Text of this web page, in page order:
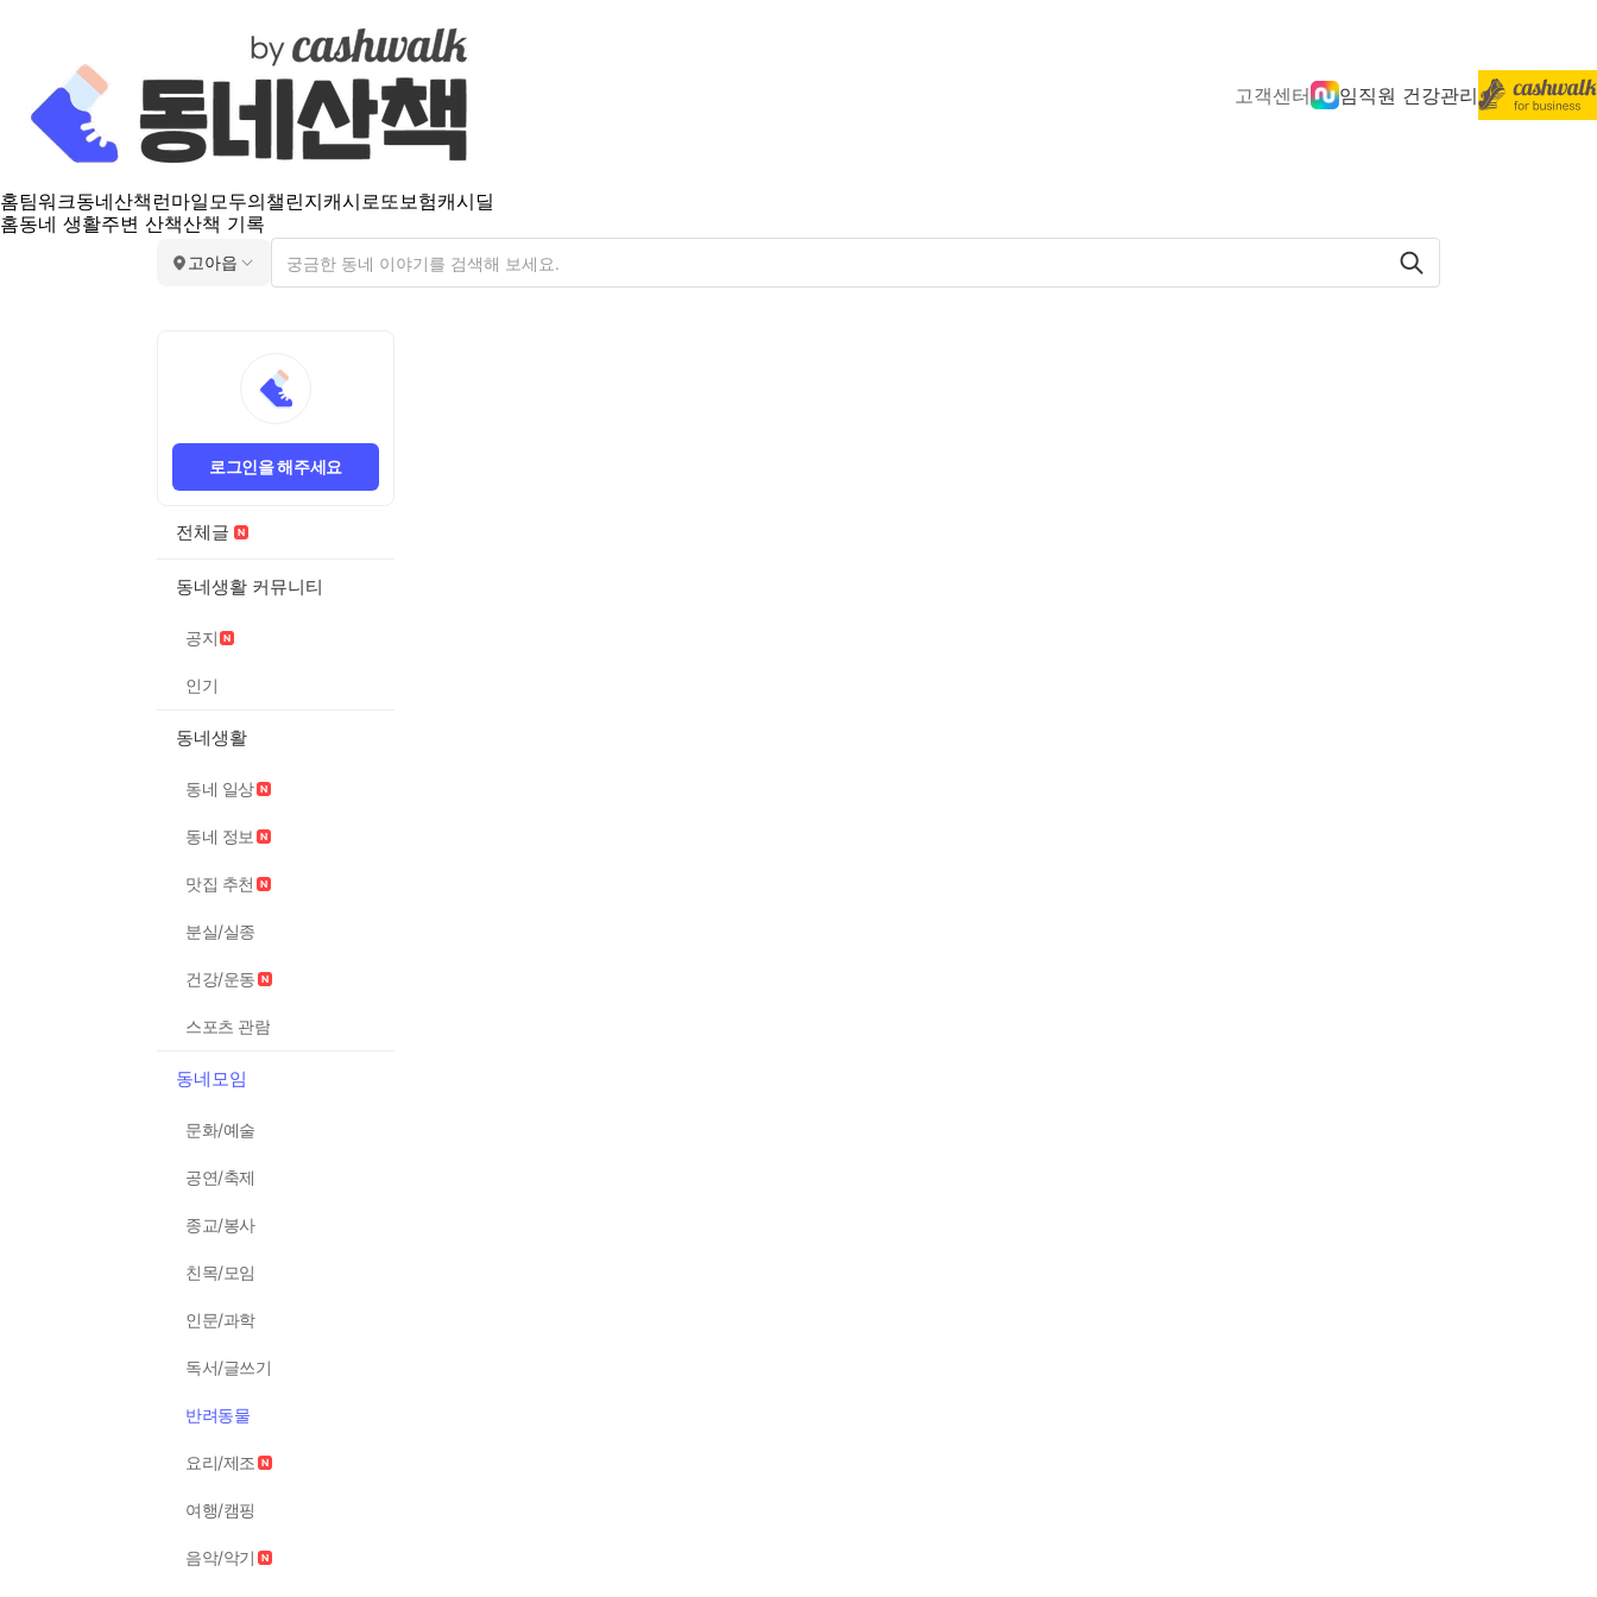
고객센터 임직원 건강관리
홈팀워크동네산책 런마일모두의챌린지캐시로또보험캐시딜
홈동네 생활주변 산책산책 기록
고아읍
로그인을 해주세요
전체글
동네생활 커뮤니티
공지
인기
동네생활
동네 일상
동네 정보
맛집 추천
분실/실종
건강/운동
스포츠 관람
동네모임
문화/예술
공연/축제
종교/봉사
친목/모임
인문/과학
독서/글쓰기
반려동물
요리/제조
여행/캠핑
음악/악기